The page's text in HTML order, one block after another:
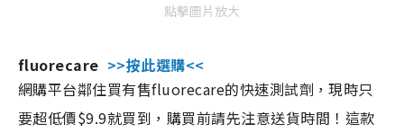
點擊圖片放大
fluorecare >>按此選購<<
網購平台鄰住買有售fluorecare的快速測試劑，現時只
要超低價$9.9就買到，購買前請先注意送貨時間！這款